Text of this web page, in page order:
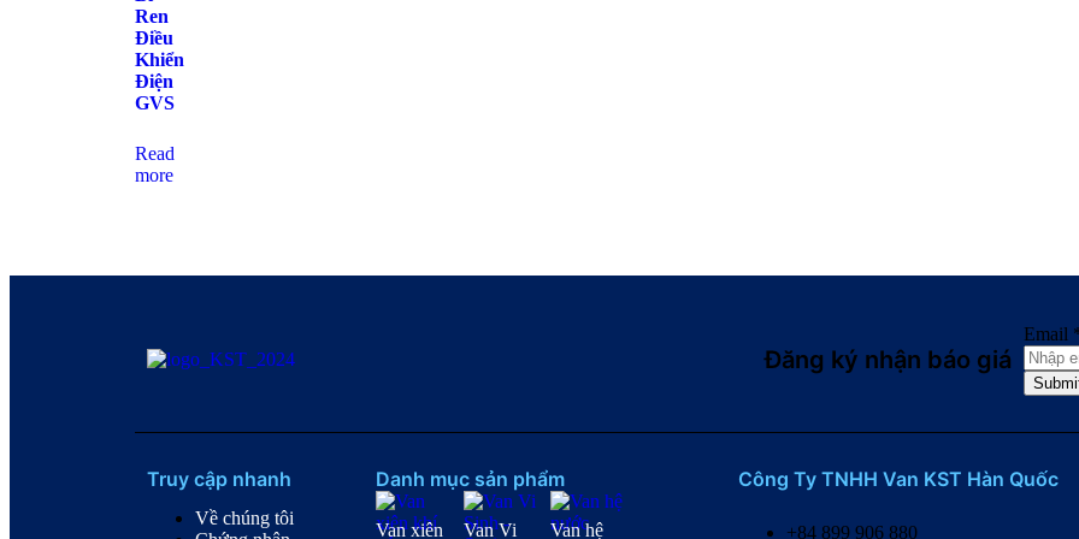
Ren
Điều
Khiển
Điện
GVS
Read
more
Đăng ký nhận báo giá​
Email
Truy cập nhanh
Về chúng tôi
Danh mục sản phẩm
Van xiên Van Vi Van hệ
Công Ty TNHH Van KST Hàn Quốc
+84 899 906 880